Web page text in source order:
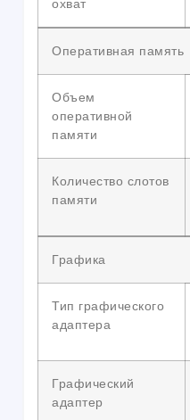
охват
Оперативная память
Объем
оперативной
памяти
Количество слотов
памяти
Графика
Тип графического
адаптера
Графический
адаптер